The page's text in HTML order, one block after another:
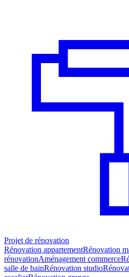
Projet de rénovation
Rénovation appartementRénovation
rénovationAménagement commerce
salle de bainRénovation studio